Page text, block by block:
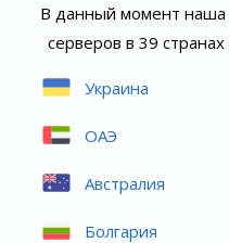
В данный момент наша
серверов в 39
Украина
ОАЭ
Австралия
Болгария